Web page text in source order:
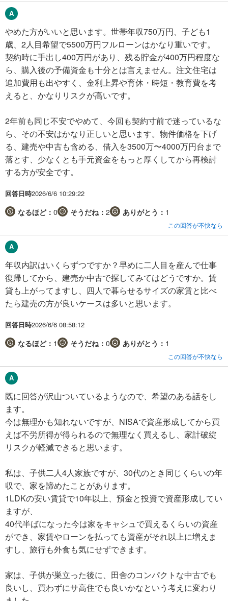
やめた方がいいと思います。世帯年収750万円、子ども1
歳、2人目希望で5500万円フルローンはかなり重いです。
契約時に手出し400万円があり、残る貯金が400万円程度な
ら、購入後の予備資金も十分とは言えません。注文住宅は
追加費用も出やすく、金利上昇や育休・時短・教育費を考
えると、かなりリスクが高いです。
2年前も同じ不安でやめて、今回も契約寸前で迷っているな
ら、その不安はかなり正しいと思います。物件価格を下げ
る、建売や中古も含める、借入を3500万〜4000万円台まで
落とす、少なくとも手元資金をもっと厚くしてから再検討
する方が安全です。
回答日時2026/6/6 10:29:22
なるほど： 0 そうだね： 2 ありがとう： 1
この回答が不快なら
年収内訳はいくらずつですか？早めに二人目を産んで仕事
復帰してから、建売か中古で探してみてはどうですか。賃
貸も上がってますし、四人で暮らせるサイズの家賃と比べ
たら建売の方が良いケースは多いと思います。
回答日時2026/6/6 08:58:12
なるほど： 1 そうだね： 0 ありがとう： 1
この回答が不快なら
既に回答が沢山ついているようなので、希望のある話をし
ます。
今は無理かも知れないですが、NISAで資産形成してから買
えば不労所得が得られるので無理なく買えるし、家計破綻
リスクが軽減できると思います。
私は、子供二人4人家族ですが、30代のとき同じくらいの年
収で、家を諦めたことがあります。
1LDKの安い賃貸で10年以上、預金と投資で資産形成してい
ますが、
40代半ばになった今は家をキャシュで買えるくらいの資産
ができ、家賃やローンを払っても資産がそれ以上に増えま
すし、旅行も外食も気にせずできます。
家は、子供が巣立った後に、田舎のコンパクトな中古でも
良いし、買わずにサ高住でも良いかなという考えに変わり